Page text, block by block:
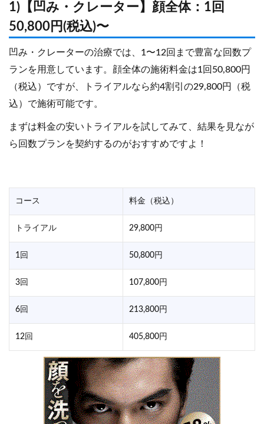
1)【凹み・クレーター】顔全体：1回
50,800円(税込)〜
凹み・クレーターの治療では、1〜12回まで豊富な回数プ
ランを用意しています。顔全体の施術料金は1回50,800円
（税込）ですが、トライアルなら約4割引の29,800円（税
込）で施術可能です。
まずは料金の安いトライアルを試してみて、結果を見なが
ら回数プランを契約するのがおすすめですよ！
コース 料金（税込）
トライアル 29,800円
1回 50,800円
3回 107,800円
6回 213,800円
12回 405,800円